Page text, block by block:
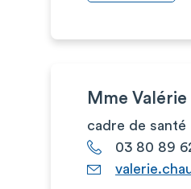
Mme
cadre de santé
03 80 89